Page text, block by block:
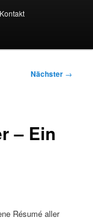
Kontakt
Nächster →
– Ein
Résumé aller